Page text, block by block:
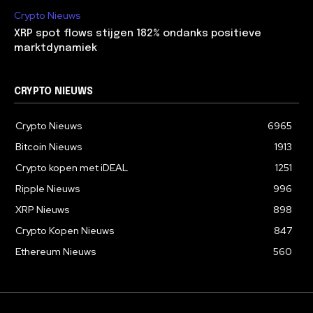
Crypto Nieuws
XRP spot flows stijgen 182% ondanks positieve
marktdynamiek
CRYPTO NIEUWS
Crypto Nieuws
6965
Bitcoin Nieuws
1913
Crypto kopen met iDEAL
1251
Ripple Nieuws
996
XRP Nieuws
898
Crypto Kopen Nieuws
847
Ethereum Nieuws
560